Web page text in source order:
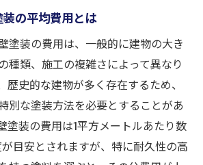
を選ぶメリットとデメリット
フォーマンスを最大化する秘訣
点での費用対効果の考え方
装を奈良市で実現するための秘
力を見極めるポイント
の平均費用とは
塗装の費用は、一般的に建物の大き
種類、施工の複雑さによって異なり
歴史的な建物が多く存在するため、
別な塗装方法を必要とすることがあ
塗装の費用は1平方メートルあたり数
目安とされますが、特に耐久性の高